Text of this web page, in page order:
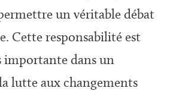
un véritable débat
Cette responsabilité est
importante dans un
lutte aux changements